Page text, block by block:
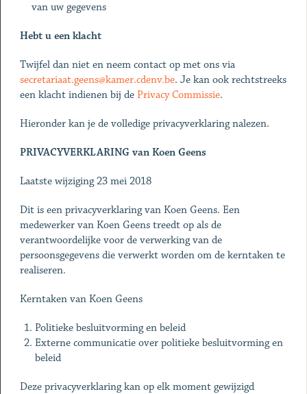
van uw gegevens
Hebt u een klacht
Twijfel dan niet en neem contact op met ons via
secretariaat.geens@kamer.cdenv.be. Je kan ook rechtstreeks
een klacht indienen bij de Privacy Commissie.
Hieronder kan je de volledige privacyverklaring nalezen.
PRIVACYVERKLARING van Koen Geens
Laatste wijziging 23 mei 2018
Dit is een privacyverklaring van Koen Geens. Een
medewerker van Koen Geens treedt op als de
verantwoordelijke voor de verwerking van de
persoonsgegevens die verwerkt worden om de kerntaken te
realiseren.
Kerntaken van Koen Geens
Politieke besluitvorming en beleid
Externe communicatie over politieke besluitvorming en
beleid
Deze privacyverklaring kan op elk moment gewijzigd